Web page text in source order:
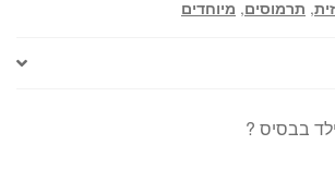
, תרמוסים, מיוחדים
בבסיס ?